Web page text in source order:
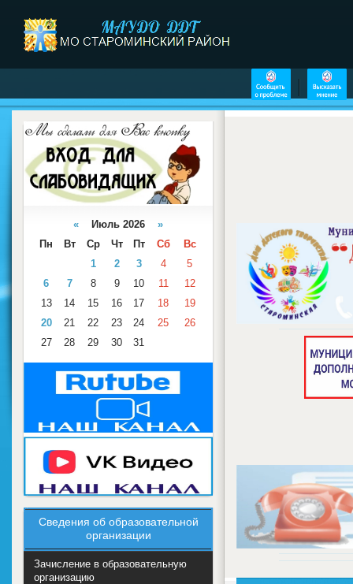
« Июль 2026 »
Пн
Вт Ср Чт Пт Сб
Вс
1
2 3 4
5
6
7 8 9 10 11
12
13
14 15 16 17 18
19
20
21 22 23 24 25
26
27
28 29 30 31
Сведения об образовательной
организации
Зачисление в образовательную
организацию